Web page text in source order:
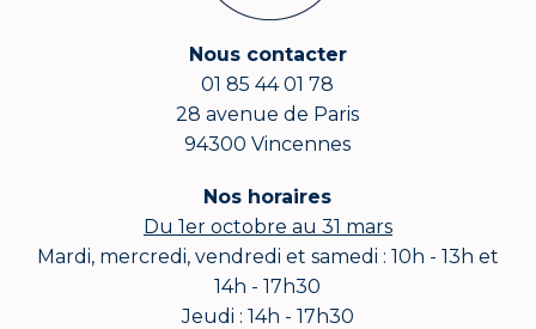
Nous contacter
01 85 44 01 78
28 avenue de Paris
94300 Vincennes
Nos horaires
Du 1er octobre au 31 mars
Mardi, mercredi, vendredi et samedi : 10h - 13h et
14h - 17h30
Jeudi : 14h - 17h30